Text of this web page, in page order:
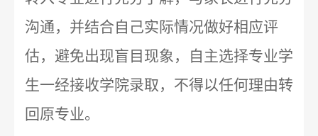
沟通，并结合自己实际情况做好相应评
估，避免出现盲目现象，自主选择专业学
生一经接收学院录取，不得以任何理由转
回原专业。